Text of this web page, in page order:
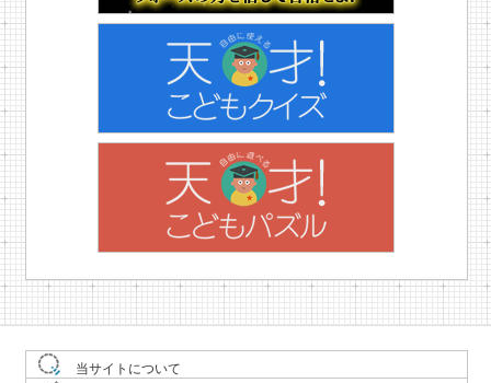
当サイトについて